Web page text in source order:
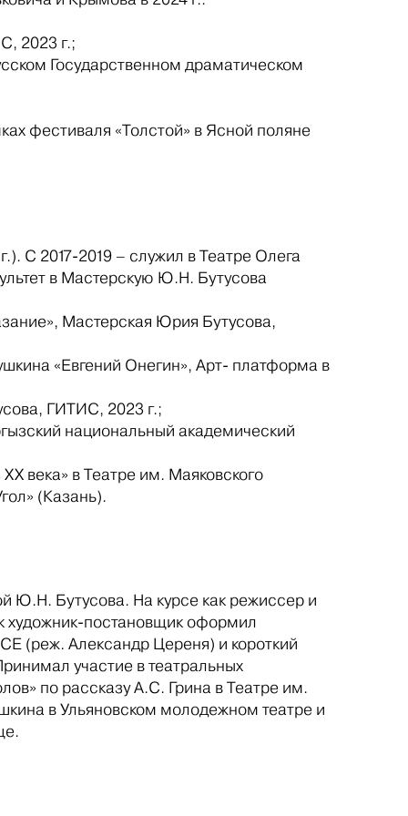
2023 г.;
Государственном драматическом
фестиваля «Толстой» в Ясной поляне
С 2017-2019 – служил в Театре Олега
в Мастерскую Ю.Н. Бутусова
Мастерская Юрия Бутусова,
«Евгений Онегин», Арт- платформа в
ГИТИС, 2023 г.;
национальный академический
века» в Театре им. Маяковского
(Казань).
Ю.Н. Бутусова. На курсе как режиссер и
художник-постановщик оформил
(реж. Александр Цереня) и короткий
участие в театральных
по рассказу А.С. Грина в Театре им.
в Ульяновском молодежном театре и